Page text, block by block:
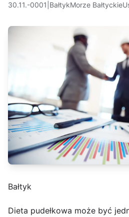
30.11.-0001 BałtykMorze Bałtyckie
Bałtyk
Dieta pudełkowa może być